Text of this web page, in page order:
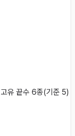
고유 끝수 6종(기준 5)